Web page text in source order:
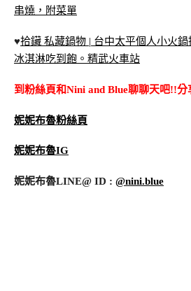
串燒，附菜單
♥拾鑶 私藏鍋物 | 台中太平個人小火
冰淇淋吃到飽。精武火車站
到粉絲頁和Nini and Blue聊聊天吧!!
妮妮布魯粉絲頁
妮妮布魯IG
妮妮布魯LINE@ ID : @nini.blue